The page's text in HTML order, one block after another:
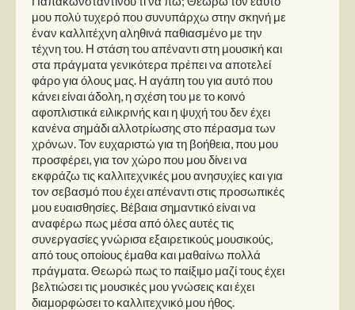
μου πολύ τυχερό που συνυπάρχω στην σκηνή με
έναν καλλιτέχνη αληθινά παθιασμένο με την
τέχνη του. Η στάση του απέναντι στη μουσική και
στα πράγματα γενικότερα πρέπει να αποτελεί
φάρο για όλους μας. Η αγάπη του για αυτό που
κάνει είναι άδολη, η σχέση του με το κοινό
αφοπλιστικά ειλικρινής και η ψυχή του δεν έχει
κανένα σημάδι αλλοτρίωσης στο πέρασμα των
χρόνων. Τον ευχαριστώ για τη βοήθεια, που μου
προσφέρει, για τον χώρο που μου δίνει να
εκφράζω τις καλλιτεχνικές μου ανησυχίες και για
τον σεβασμό που έχει απέναντι στις προσωπικές
μου ευαισθησίες. Βέβαια σημαντικό είναι να
αναφέρω πως μέσα από όλες αυτές τις
συνεργασίες γνώρισα εξαιρετικούς μουσικούς,
από τους οποίους έμαθα και μαθαίνω πολλά
πράγματα. Θεωρώ πως το παίξιμο μαζί τους έχει
βελτιώσει τις μουσικές μου γνώσεις και έχει
διαμορφώσει το καλλιτεχνικό μου ήθος.